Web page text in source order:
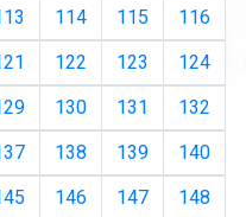
114 115
116
122 123
124
130 131
132
138 139
140
146 147
148